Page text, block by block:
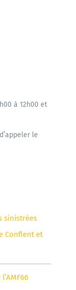
à 12h00 et
le
sinistrées
Conflent et